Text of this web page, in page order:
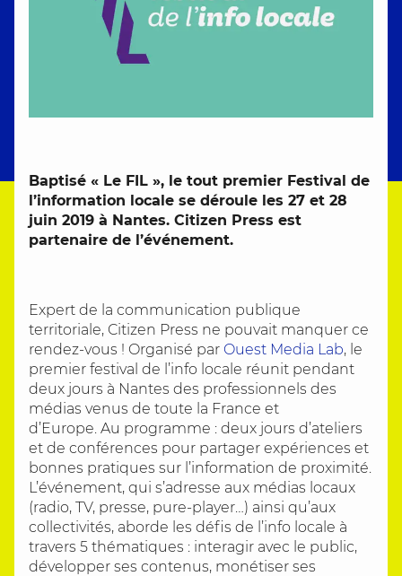
Baptisé « Le FIL », le tout premier Festival de
l’information locale se déroule les 27 et 28
juin 2019 à Nantes. Citizen Press est
partenaire de l’événement.
Expert de la communication publique
territoriale, Citizen Press ne pouvait manquer ce
rendez-vous ! Organisé par Ouest Media Lab, le
premier festival de l’info locale réunit pendant
deux jours à Nantes des professionnels des
médias venus de toute la France et
d’Europe. Au programme : deux jours d’ateliers
et de conférences pour partager expériences et
bonnes pratiques sur l’information de proximité.
L’événement, qui s’adresse aux médias locaux
(radio, TV, presse, pure-player…) ainsi qu’aux
collectivités, aborde les défis de l’info locale à
travers 5 thématiques : interagir avec le public,
développer ses contenus, monétiser ses